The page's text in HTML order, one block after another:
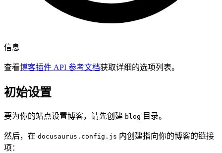
信息
查看博客插件 API 参考文档获取详细的选项列表。
初始设置
要为你的站点设置博客，请先创建 blog 目录。
然后，在 docusaurus.config.js 内创建指向你的博客的链接
项：